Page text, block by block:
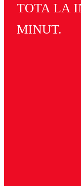
TOTA LA
MINUT.